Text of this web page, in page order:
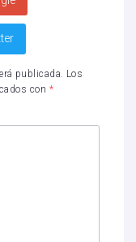
publicada. Los
con *